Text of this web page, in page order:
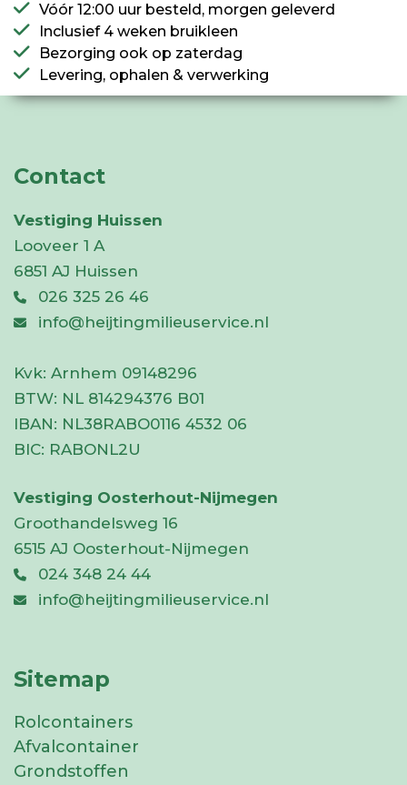
Vóór 12:00 uur besteld, morgen geleverd
Inclusief 4 weken bruikleen
Bezorging ook op zaterdag
Levering, ophalen & verwerking
Contact
Vestiging Huissen
Looveer 1 A
6851 AJ Huissen
026 325 26 46
info@heijtingmilieuservice.nl
Kvk: Arnhem 09148296
BTW: NL 814294376 B01
IBAN: NL38RABO0116 4532 06
BIC: RABONL2U
Vestiging Oosterhout-Nijmegen
Groothandelsweg 16
6515 AJ Oosterhout-Nijmegen
024 348 24 44
info@heijtingmilieuservice.nl
Sitemap
Rolcontainers
Afvalcontainer
Grondstoffen